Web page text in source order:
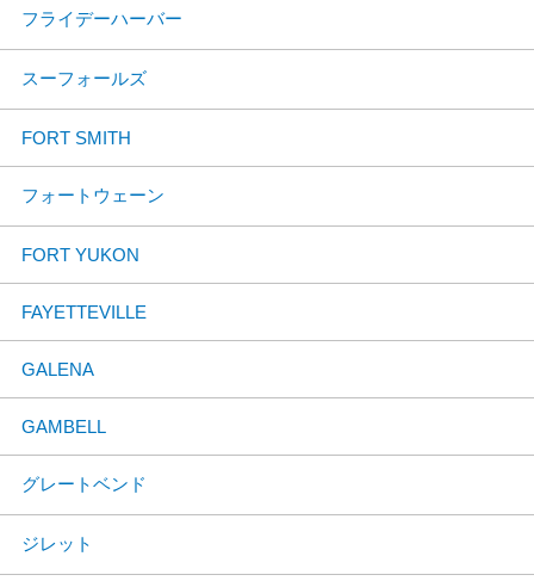
フライデーハーバー
スーフォールズ
FORT SMITH
フォートウェーン
FORT YUKON
FAYETTEVILLE
GALENA
GAMBELL
グレートベンド
ジレット